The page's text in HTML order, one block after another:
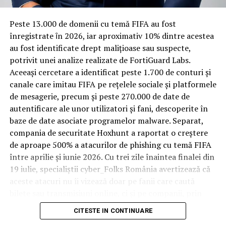
URMATORUL
INDAGRA 2019: Iridex Group Plastic prezintă soluții
specializate pentru domeniul agricol
NU RATATI
SORINA MATEI DA DE PAMANT CU JUDECATOAREA
COTOFANA: ” Madam Coțofană este un #FAKE”
Spre diferență de o locuință obișnuită, o cameră de hotel
trece printr-un ciclu de utilizare intensă: oaspeți diferiți,
bagaje trase pe roți, curățenie zilnică, uneori mai multe
rezervări consecutive în aceeași săptămână. Această
frecvență ridicată de utilizare pune presiune reală pe
orice suprafață, iar pardoseala este printre primele
elemente afectate vizibil, mai ales în zona din jurul
patului și a ușii de acces.
În etapa de renovare sau construcție, administratorii
care iau în calcul mocheta trafic intenspentru zonele
cu rotație mare reduc riscul de uzură prematură și de
decolorare vizibilă în punctele de trecere frecventă. Este
o decizie care ține mai puțin de stil și mai mult de
după primele sezoane de utilizare intensă.
Peste 13.000 de domenii cu temă FIFA au fost
înregistrate ȋn 2026, iar aproximativ 10% dintre acestea
au fost identificate drept malițioase sau suspecte,
potrivit unei analize realizate de FortiGuard Labs.
Aceeași cercetare a identificat peste 1.700 de conturi și
canale care imitau FIFA pe rețelele sociale și platformele
de mesagerie, precum și peste 270.000 de date de
autentificare ale unor utilizatori și fani, descoperite în
baze de date asociate programelor malware. Separat,
compania de securitate Hoxhunt a raportat o creștere
de aproape 500% a atacurilor de phishing cu temă FIFA
între aprilie și iunie 2026. Cu trei zile înaintea finalei din
19 iulie, specialiștii cyber_Folks România avertizează că
conturile, dispozitivele și infrastructura digitală
utilizate de angajați.
CITESTE IN CONTINUARE